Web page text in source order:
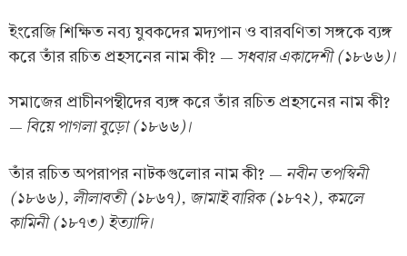
ইংরেজি শিক্ষিত নব্য যুবকদের মদ্যপান ও বারবণিতা সঙ্গকে ব্যঙ্গ
করে তাঁর রচিত প্রহসনের নাম কী? — সধবার একাদেশী (১৮৬৬)।
সমাজের প্রাচীনপন্থীদের ব্যঙ্গ করে তাঁর রচিত প্রহসনের নাম কী?
— বিয়ে পাগলা বুড়ো (১৮৬৬)।
তাঁর রচিত অপরাপর নাটকগুলোর নাম কী? — নবীন তপস্বিনী
(১৮৬৬), লীলাবতী (১৮৬৭), জামাই বারিক (১৮৭২), কমলে
কামিনী (১৮৭৩) ইত্যাদি।